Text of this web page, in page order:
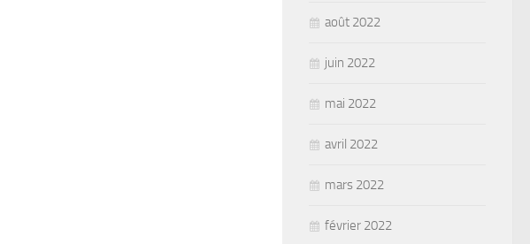
août 2022
juin 2022
mai 2022
avril 2022
mars 2022
février 2022